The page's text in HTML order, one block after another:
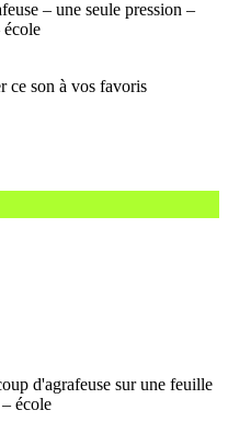
– une seule pression –
école
d'agrafeuse sur une feuille
école